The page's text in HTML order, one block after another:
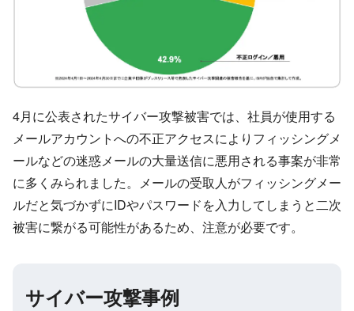
4月に公表されたサイバー攻撃被害では、社員が使用する
メールアカウントへの不正アクセスによりフィッシングメ
ールなどの迷惑メールの大量送信に悪用される事案が非常
に多くみられました。メールの受取人がフィッシングメー
ルだと気づかずにIDやパスワードを入力してしまうと二次
被害に繋がる可能性があるため、注意が必要です。
サイバー攻撃事例